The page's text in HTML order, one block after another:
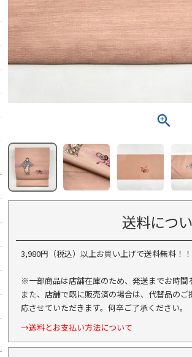
送料につ
3,980円（税込）以上お買い上げで送料無料！！
※一部商品は店舗在庫のため、発送までお時間
また、店舗で既に販売済の場合は、代替品の
応させていただきます。何卒ご了承ください。
→送料とお支払い方法について